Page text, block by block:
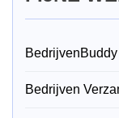
BedrijvenBuddy
Bedrijven